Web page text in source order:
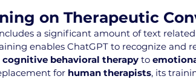
on Therapeutic
a significant amount of text
enables ChatGPT to recognize and
cognitive behavioral therapy to
for human therapists, its